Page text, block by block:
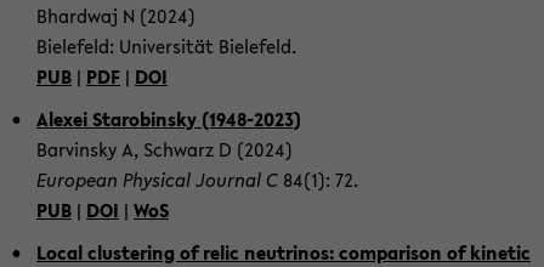
Bhard­waj N (2024)
Bie­le­feld: Uni­ver­si­tät Bie­le­feld.
PUB | PDF | DOI
Ale­xei Sta­ro­bin­sky (1948-​2023)
Bar­vin­sky A, Schwarz D (2024)
Eu­ropean Phy­si­cal Jour­nal C 84(1): 72.
PUB | DOI | WoS
Local clus­te­ring of relic neu­tri­nos: com­pa­ri­son of ki­ne­tic